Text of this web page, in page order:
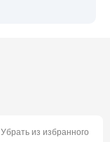
Убрать из избранного